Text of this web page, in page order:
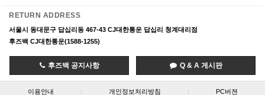
RETURN ADDRESS
서울시 동대문구 답십리동 467-43 CJ대한통운 답십리 청계대리점
후즈백 CJ대한통운(1588-1255)
후즈백 공지사항 Q & A 게시판
이용안내 | 개인정보처리방침 | PC버젼